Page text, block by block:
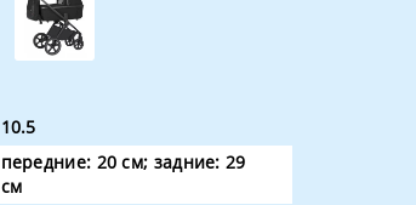
10.5
передние: 20 см; задние: 29
см